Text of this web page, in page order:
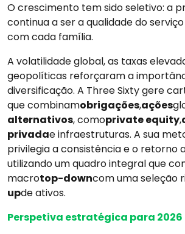
O crescimento tem sido seletivo: a
continua a ser a qualidade do
com cada família.
A volatilidade global, as taxas
geopolíticas reforçaram a
diversificação. A Three Sixty gere
que combinamobrigações,ações
alternativos, comoprivate equity,
privadae infraestruturas. A sua
privilegia a consistência e o retorno
utilizando um quadro integral que
macrotop-downcom uma seleção
upde ativos.
Perspetiva estratégica para 2026